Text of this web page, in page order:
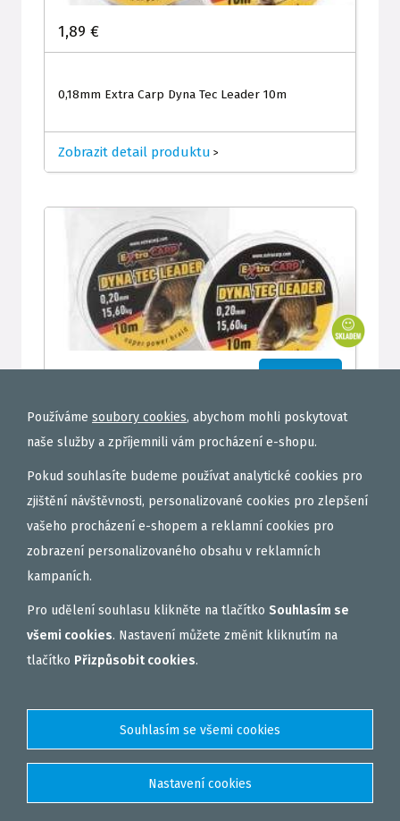
1,89 €
0,18mm Extra Carp Dyna Tec Leader 10m
Zobrazit detail produktu >
0,20mm Extra Carp Dyna Tec Leader 10m
Zobrazit detail produktu>
0,22mm Extra Carp Dyna Tec Leader 10m
Používáme soubory cookies, abychom mohli poskytovat
naše služby a zpříjemnili vám procházení e-shopu.
Pokud souhlasíte budeme používat analytické cookies pro
zjištění návštěvnosti, personalizované cookies pro zlepšení
vašeho procházení e-shopem a reklamní cookies pro
zobrazení personalizovaného obsahu v reklamních
kampaních.
Pro udělení souhlasu klikněte na tlačítko Souhlasím se
všemi cookies. Nastavení můžete změnit kliknutím na
tlačítko Přizpůsobit cookies.